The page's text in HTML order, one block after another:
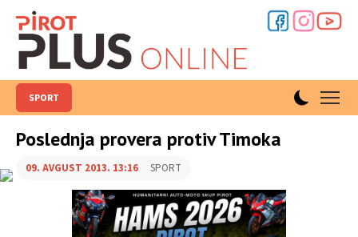
SPORT
Poslednja provera protiv Timoka
09. AVGUST 2013. 13:16 SPORT